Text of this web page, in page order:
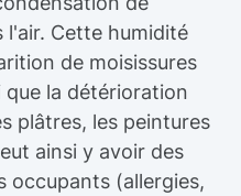
l'air. Cette humidité
de moisissures
que la détérioration
plâtres, les peintures
ainsi y avoir des
occupants (allergies,